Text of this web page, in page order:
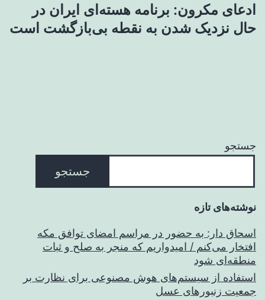
ادعای مکرون: برنامه هسته‌ای ایران در
حال نزدیک شدن به نقطه بی‌بازگشت است
جستجو
جستجو
نوشته‌های تازه
اسحاق‌ دار: به حضور در مراسم امضای توافق مکه
افتخار می‌کنم / امیدواریم که منجر به صلح و ثبات
منطقه‌ای شود
استفاده از سیستم‌های هوش مصنوعی برای نظارت بر
جمعیت زنبورهای عسل